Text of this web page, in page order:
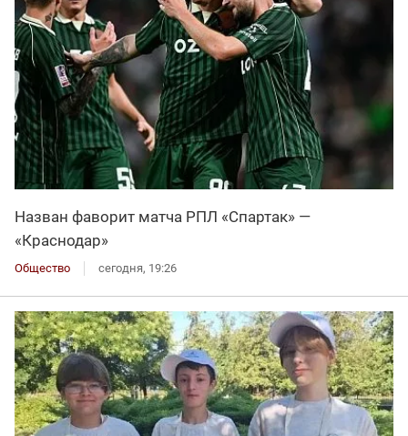
Назван фаворит матча РПЛ «Спартак» —
«Краснодар»
Общество сегодня, 19:26